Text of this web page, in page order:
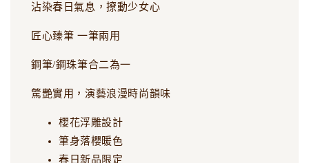
沾染春日氣息，撩動少女心
匠心臻筆 一筆兩用
鋼筆/鋼珠筆合二為一
驚艷實用，演藝浪漫時尚韻味
櫻花浮雕設計
筆身落櫻暖色
春日新品限定